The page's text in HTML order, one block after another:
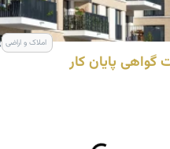
املاک و اراضی دی ۱۲, ۱۴۰۳